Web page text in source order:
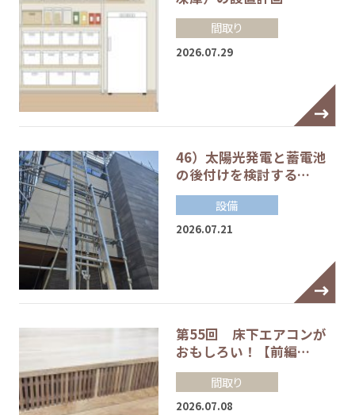
間取り
2026.07.29
46）太陽光発電と蓄電池
の後付けを検討する…
設備
2026.07.21
第55回 床下エアコンが
おもしろい！【前編…
間取り
2026.07.08